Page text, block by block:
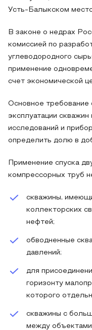
Усть-Балыкском
В законе о недрах
комиссией по
углеводородного
применение
счет экономической
Основное требование
эксплуатации
исследований и
определить долю в
Применение спуска
компрессорных труб
скважины,
коллекторских
нефтей;
обводненные
давлений;
для
горизонту
которого
скважины с
между